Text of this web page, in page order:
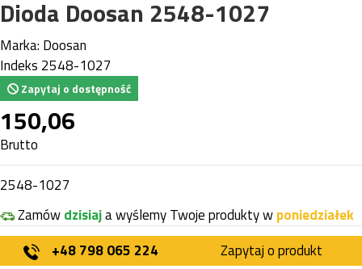
Dioda Doosan 2548-1027
Marka: Doosan
Indeks 2548-1027
Zapytaj o dostępność
150,06
Brutto
2548-1027
Zamówdzisiaja wyślemy Twoje produkty wponiedziałek
+48 798 065 224
Zapytaj o produkt